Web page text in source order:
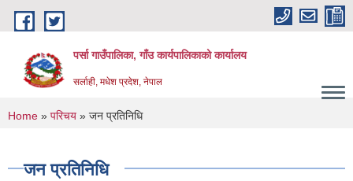
Skip to main content
पर्सा गाउँपालिका, गाँउ कार्यपालिकाको कार्यालय
सर्लाही, मधेश प्रदेश, नेपाल
You are here
Home » परिचय » जन प्रतिनिधि
जन प्रतिनिधि